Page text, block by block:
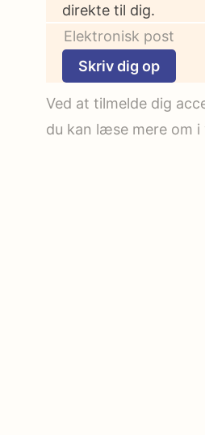
direkte til dig.
Skriv dig op
Ved at tilmelde dig
du kan læse mere om i